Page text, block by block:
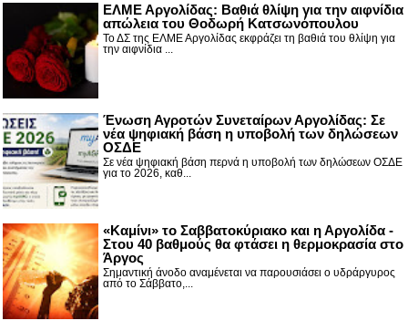
ΕΛΜΕ Αργολίδας: Βαθιά θλίψη για την αιφνίδια
απώλεια του Θοδωρή Κατσωνόπουλου
Το ΔΣ της ΕΛΜΕ Αργολίδας εκφράζει τη βαθιά του θλίψη για
την αιφνίδια ...
Ένωση Αγροτών Συνεταίρων Αργολίδας: Σε
νέα ψηφιακή βάση η υποβολή των δηλώσεων
ΟΣΔΕ
Σε νέα ψηφιακή βάση περνά η υποβολή των δηλώσεων ΟΣΔΕ
για το 2026, καθ...
«Καμίνι» το Σαββατοκύριακο και η Αργολίδα -
Στου 40 βαθμούς θα φτάσει η θερμοκρασία στο
Άργος
Σημαντική άνοδο αναμένεται να παρουσιάσει ο υδράργυρος
από το Σάββατο,...